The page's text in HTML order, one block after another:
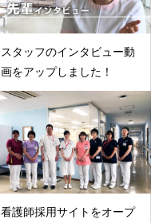
スタッフのインタビュー動
画をアップしました！
看護師採用サイトをオープ